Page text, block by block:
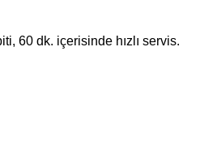
60 dk. içerisinde hızlı servis.